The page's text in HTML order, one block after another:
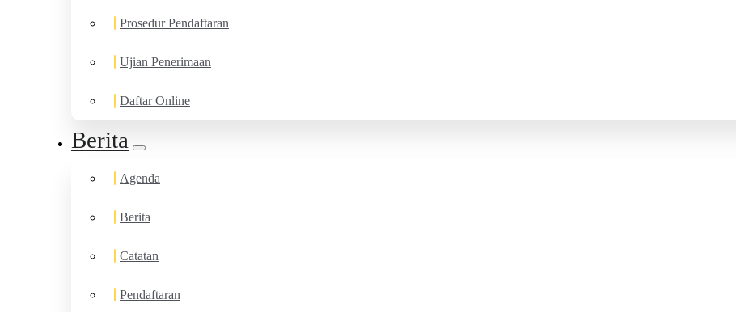
Prosedur Pendaftaran
Ujian Penerimaan
Daftar Online
Berita
Agenda
Berita
Catatan
Pendaftaran